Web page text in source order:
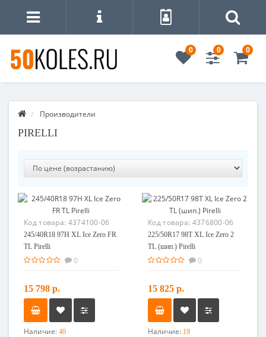
0 0 0
Производители
PIRELLI
Код товара: 4374100-06
245/40R18 97H XL Ice Zero FR
TL Pirelli
0
15 798 р.
Наличие: 40
Код товара: 4376800-06
225/50R17 98T XL Ice Zero 2
TL (шип.) Pirelli
0
15 825 р.
Наличие: 19